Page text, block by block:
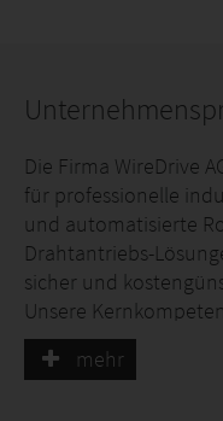
Die Firma WireDrive
für professionelle
und automatisierte
Drahtantriebs-
sicher und
Unsere
Produktion von
Kabellösungen für
mehr